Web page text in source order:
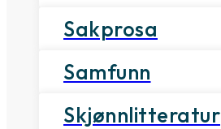
Sakprosa
Samfunn
Skjønnlitteratur